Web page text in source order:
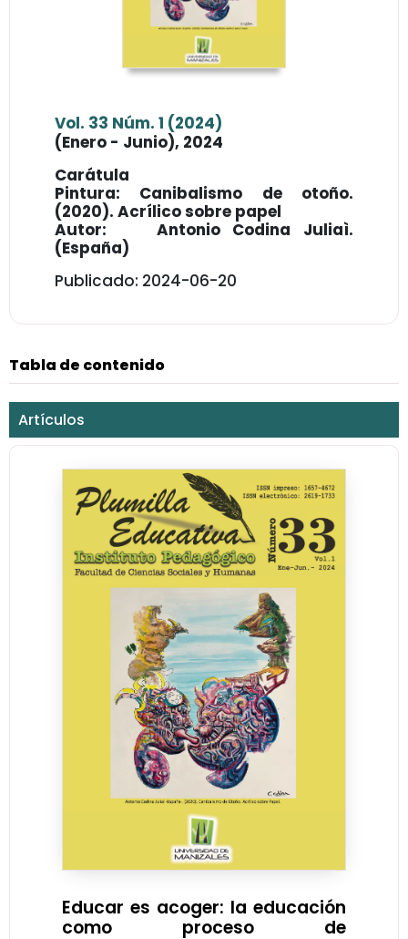
Vol. 33 Núm. 1 (2024)
(Enero - Junio), 2024
Carátula
Pintura: Canibalismo de otoño.
(2020). Acrílico sobre papel
Autor: Antonio Codina Juliaì.
(España)
Publicado: 2024-06-20
Tabla de contenido
Artículos
Educar es acoger: la educación
como proceso de